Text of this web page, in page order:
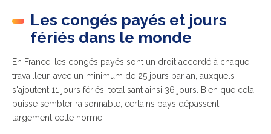
Les congés payés et jours
fériés dans le monde
En France, les congés payés sont un droit accordé à chaque
travailleur, avec un minimum de 25 jours par an, auxquels
s'ajoutent 11 jours fériés, totalisant ainsi 36 jours. Bien que cela
puisse sembler raisonnable, certains pays dépassent
largement cette norme.